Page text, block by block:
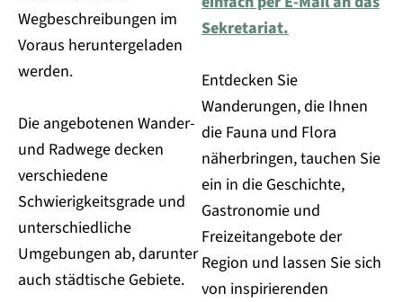
Wegbeschreibungen im
Voraus heruntergeladen
werden.
Die angebotenen Wander-
und Radwege decken
verschiedene
Schwierigkeitsgrade und
unterschiedliche
Umgebungen ab, darunter
auch städtische Gebiete.
Sekretariat.
Entdecken Sie
Wanderungen, die Ihnen
die Fauna und Flora
näherbringen, tauchen Sie
ein in die Geschichte,
Gastronomie und
Freizeitangebote der
Region und lassen Sie sich
von inspirierenden